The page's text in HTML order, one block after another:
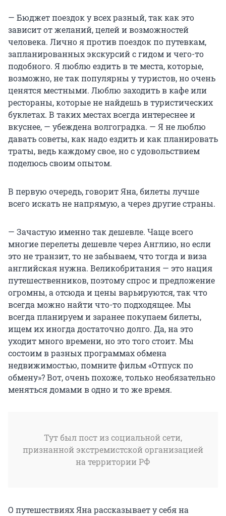
— Бюджет поездок у всех разный, так как это
зависит от желаний, целей и возможностей
человека. Лично я против поездок по путевкам,
запланированных экскурсий с гидом и чего-то
подобного. Я люблю ездить в те места, которые,
возможно, не так популярны у туристов, но очень
ценятся местными. Люблю заходить в кафе или
рестораны, которые не найдешь в туристических
буклетах. В таких местах всегда интереснее и
вкуснее, — убеждена волгоградка. — Я не люблю
давать советы, как надо ездить и как планировать
траты, ведь каждому свое, но с удовольствием
поделюсь своим опытом.
В первую очередь, говорит Яна, билеты лучше
всего искать не напрямую, а через другие страны.
— Зачастую именно так дешевле. Чаще всего
многие перелеты дешевле через Англию, но если
это не транзит, то не забываем, что тогда и виза
английская нужна. Великобритания — это нация
путешественников, поэтому спрос и предложение
огромны, а отсюда и цены варьируются, так что
всегда можно найти что-то подходящее. Мы
всегда планируем и заранее покупаем билеты,
ищем их иногда достаточно долго. Да, на это
уходит много времени, но это того стоит. Мы
состоим в разных программах обмена
недвижимостью, помните фильм «Отпуск по
обмену»? Вот, очень похоже, только необязательно
меняться домами в одно и то же время.
Тут был пост из социальной сети,
признанной экстремистской организацией
на территории РФ
О путешествиях Яна рассказывает у себя на